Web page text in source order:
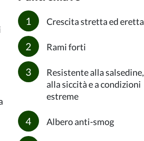
Crescita stretta ed eretta
Rami forti
Resistente alla salsedine,
alla siccità e a condizioni
estreme
Albero anti-smog